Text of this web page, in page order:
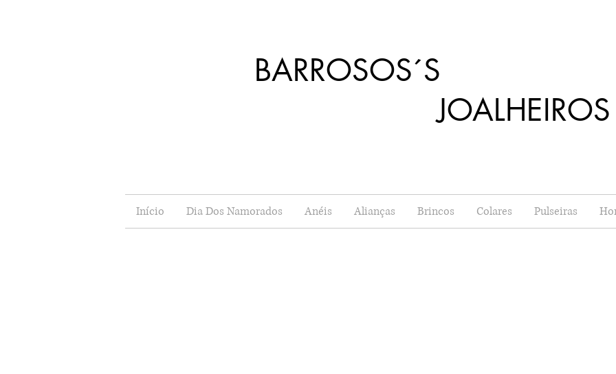
BARROSOS´S
JOALHEIROS
Início Dia Dos Namorados Anéis Alianças Brincos Colares Pulseiras